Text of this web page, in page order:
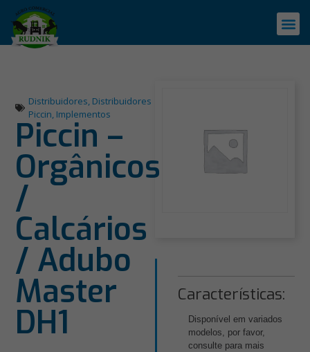
Características:
Disponível em variados
modelos, por favor,
consulte para mais
Distribuidores, Distribuidores
Piccin, Implementos
Piccin –
Orgânicos
/
Calcários
/ Adubo
Master
DH1